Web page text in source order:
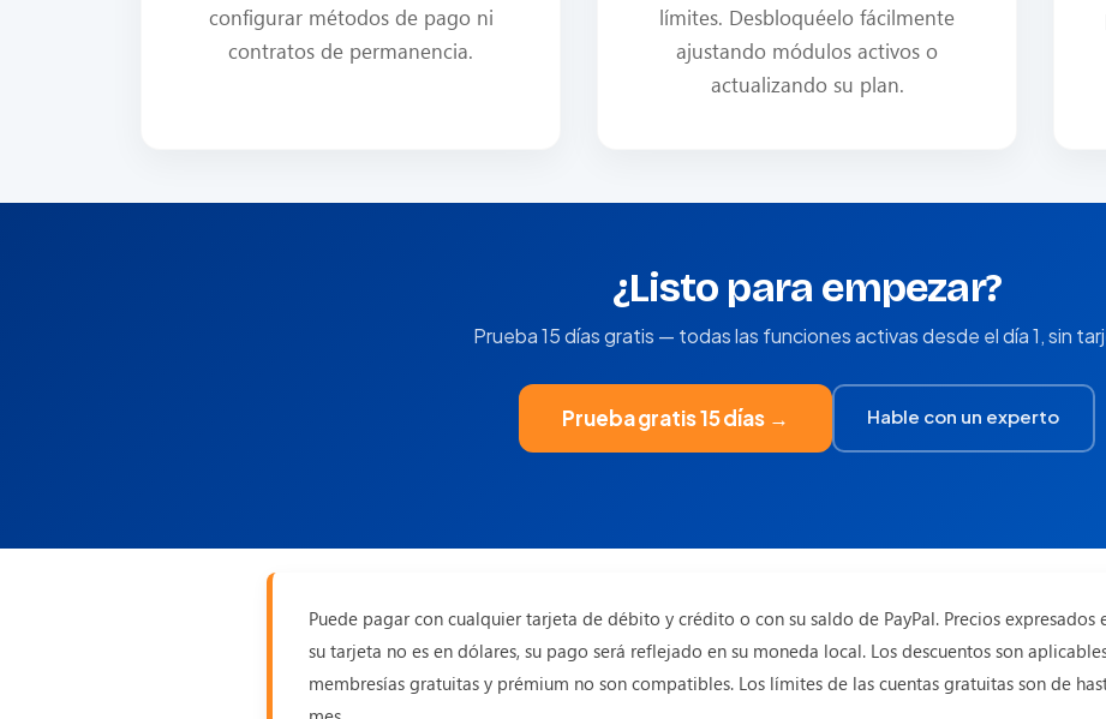
configurar métodos de pago ni
contratos de permanencia.
límites. Desbloquéelo fácilmente
ajustando módulos activos o
actualizando su plan.
¿Listo para empezar?
Prueba 15 días gratis — todas las funciones activas desde el día 1, sin
Prueba gratis 15 días → Hable con un experto
Puede pagar con cualquier tarjeta de débito y crédito o con su saldo de PayPal. Precios expresados
su tarjeta no es en dólares, su pago será reflejado en su moneda local. Los descuentos son
membresías gratuitas y prémium no son compatibles. Los límites de las cuentas gratuitas son de